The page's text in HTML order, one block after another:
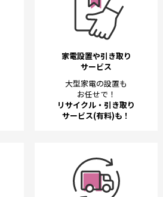
家電設置や引き取り
サービス
大型家電の設置も
お任せで！
リサイクル・引き取り
サービス(有料)も！